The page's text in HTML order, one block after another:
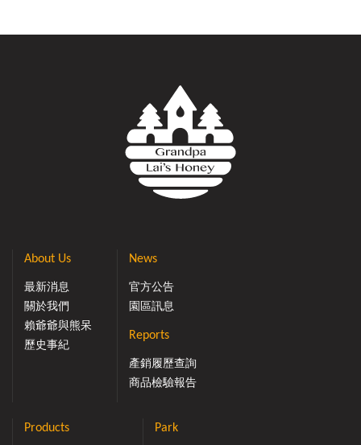
動僅適用於宏基蜜蜂生態農場/賴爺爺蜜蜂小森林官方網
站。※本優惠活動無法與其他的優惠方案合併使用。※本公
司保有於活動期間內更改活動規則內容之權利，活動內容
變動將於本活動網頁中更新，恕不另行通知。✽2024 端午
節活動✽→指定禮盒兩件88折→花田蜜時禮盒特價499【20
23比賽得獎蜜】→2023年宏基蜂蜜全國國產蜂蜜評鑑比賽
About Us
最新消息
關於我們
賴爺爺與熊呆
歷史事紀
News
官方公告
園區訊息
Reports
產銷履歷查詢
商品檢驗報告
Products Park